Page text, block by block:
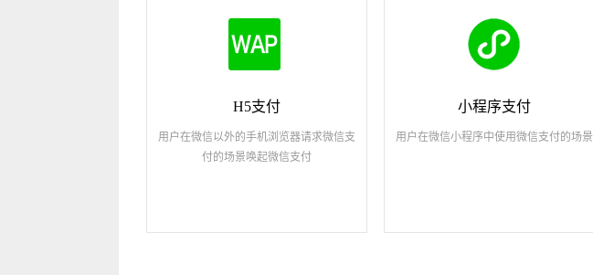
H5支付
用户在微信以外的手机浏览器请求微信支
付的场景唤起微信支付
小程序支付
用户在微信小程序中使用微信支付的场景